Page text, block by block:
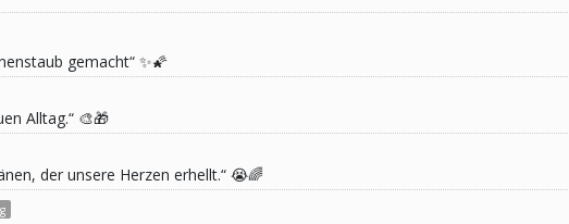
gemacht“ ✨🌠
Alltag.“ 🎨🎁
der unsere Herzen erhellt.“ 😭🌈